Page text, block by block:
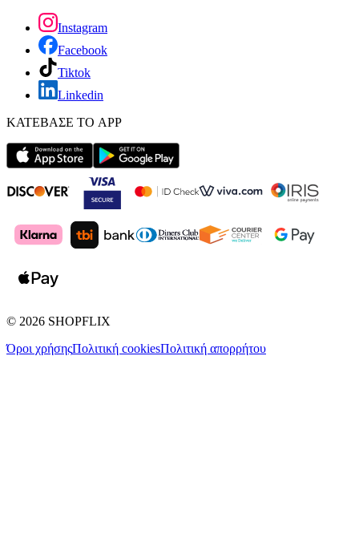
Instagram
Facebook
Tiktok
Linkedin
ΚΑΤΕΒΑΣΕ ΤΟ APP
© 2026 SHOPFLIX
Όροι χρήσηςΠολιτική cookiesΠολιτική απορρήτου